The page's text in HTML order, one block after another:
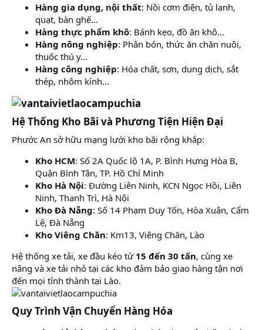
Hàng gia dụng, nội thất: Nồi cơm điện, tủ lạnh,
quạt, bàn ghế...
Hàng thực phẩm khô: Bánh kẹo, đồ ăn khô...
Hàng nông nghiệp: Phân bón, thức ăn chăn nuôi,
thuốc thú y...
Hàng công nghiệp: Hóa chất, sơn, dung dịch, sắt
thép, nhôm kính...
Hệ Thống Kho Bãi và Phương Tiện Hiện Đại​
Phước An sở hữu mạng lưới kho bãi rộng khắp:
Kho HCM: Số 2A Quốc lộ 1A, P. Bình Hưng Hòa B,
Quận Bình Tân, TP. Hồ Chí Minh
Kho Hà Nội: Đường Liên Ninh, KCN Ngọc Hồi, Liên
Ninh, Thanh Trì, Hà Nội
Kho Đà Nẵng: Số 14 Phạm Duy Tốn, Hòa Xuân, Cẩm
Lệ, Đà Nẵng
Kho Viêng Chăn: Km13, Viêng Chăn, Lào
Hệ thống xe tải, xe đầu kéo từ 15 đến 30 tấn, cùng xe
nâng và xe tải nhỏ tại các kho đảm bảo giao hàng tận nơi
đến mọi tỉnh thành tại Lào.
Quy Trình Vận Chuyển Hàng Hóa​